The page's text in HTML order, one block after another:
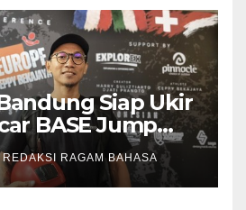
Siap Ukir
BASE Jump
Swiss
REDAKSI RAGAM BAHASA